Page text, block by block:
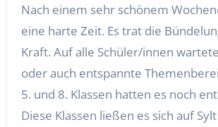
Nach einem sehr schönem
eine harte Zeit. Es trat die
Kraft. Auf alle Schüler/innen
oder auch entspannte
5. und 8. Klassen hatten es noch
Diese Klassen ließen es sich auf